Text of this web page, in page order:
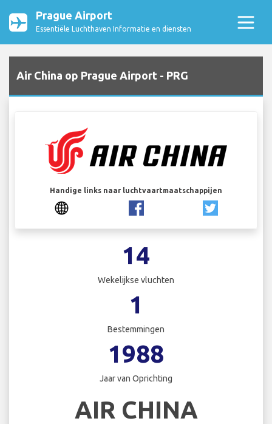
Prague Airport
Essentiële Luchthaven Informatie en diensten
Air China op Prague Airport - PRG
Handige links naar luchtvaartmaatschappijen
14
Wekelijkse vluchten
1
Bestemmingen
1988
Jaar van Oprichting
AIR CHINA